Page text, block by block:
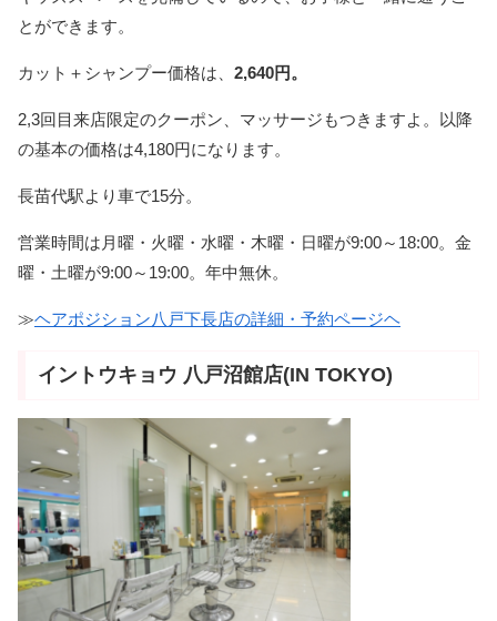
とができます。
カット＋シャンプー価格は、 2,640円。
2,3回目来店限定のクーポン、マッサージもつきますよ。以降
の基本の価格は4,180円になります。
長苗代駅より車で15分。
営業時間は月曜・火曜・水曜・木曜・日曜が9:00～18:00。金
曜・土曜が9:00～19:00。年中無休。
≫ヘアポジション八戸下長店の詳細・予約ページヘ
イントウキョウ 八戸沼館店(IN TOKYO)